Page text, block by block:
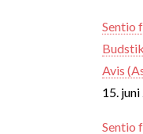
Sentio
Avis
15.
Sentio